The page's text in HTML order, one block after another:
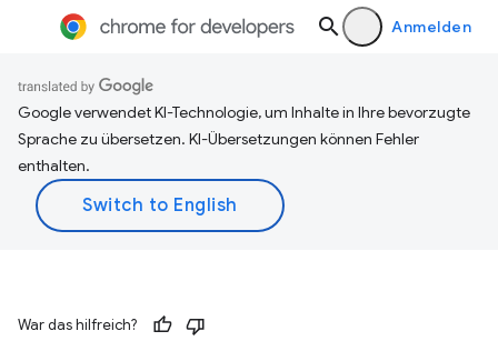
Anmelden
Google verwendet KI-Technologie, um Inhalte in Ihre bevorzugte
Sprache zu übersetzen. KI-Übersetzungen können Fehler
enthalten.
War das hilfreich?